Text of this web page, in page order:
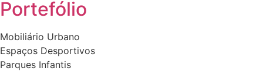
Portefólio
Mobiliário Urbano
Espaços Desportivos
Parques Infantis